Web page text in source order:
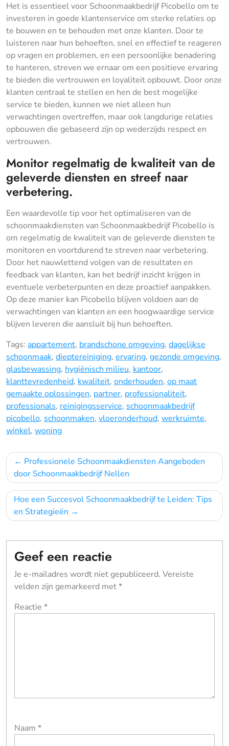
Het is essentieel voor Schoonmaakbedrijf Picobello om te
investeren in goede klantenservice om sterke relaties op
te bouwen en te behouden met onze klanten. Door te
luisteren naar hun behoeften, snel en effectief te reageren
op vragen en problemen, en een persoonlijke benadering
te hanteren, streven we ernaar om een positieve ervaring
te bieden die vertrouwen en loyaliteit opbouwt. Door onze
klanten centraal te stellen en hen de best mogelijke
service te bieden, kunnen we niet alleen hun
verwachtingen overtreffen, maar ook langdurige relaties
opbouwen die gebaseerd zijn op wederzijds respect en
vertrouwen.
Monitor regelmatig de kwaliteit van de
geleverde diensten en streef naar
verbetering.
Een waardevolle tip voor het optimaliseren van de
schoonmaakdiensten van Schoonmaakbedrijf Picobello is
om regelmatig de kwaliteit van de geleverde diensten te
monitoren en voortdurend te streven naar verbetering.
Door het nauwlettend volgen van de resultaten en
feedback van klanten, kan het bedrijf inzicht krijgen in
eventuele verbeterpunten en deze proactief aanpakken.
Op deze manier kan Picobello blijven voldoen aan de
verwachtingen van klanten en een hoogwaardige service
blijven leveren die aansluit bij hun behoeften.
Tags: appartement, brandschone omgeving, dagelijkse
schoonmaak, dieptereiniging, ervaring, gezonde omgeving,
glasbewassing, hygiënisch milieu, kantoor,
klanttevredenheid, kwaliteit, onderhouden, op maat
gemaakte oplossingen, partner, professionaliteit,
professionals, reinigingsservice, schoonmaakbedrijf
picobello, schoonmaken, vloeronderhoud, werkruimte,
winkel, woning
Bericht
navigatie
Professionele Schoonmaakdiensten Aangeboden
door Schoonmaakbedrijf Nellen
Hoe een Succesvol Schoonmaakbedrijf te Leiden: Tips
en Strategieën
Geef een reactie
Je e-mailadres wordt niet gepubliceerd. Vereiste
velden zijn gemarkeerd met*
Reactie *
Naam *